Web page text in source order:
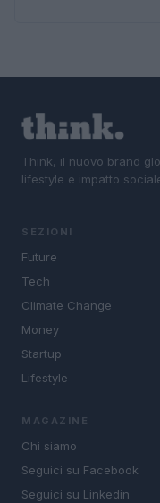
Think, il nuovo brand
lifestyle e impatto
SEZIONI
Future
Tech
Climate Change
Money
Startup
Lifestyle
MAGAZINE
Chi siamo
Seguici su Facebook
Seguici su Linkedin